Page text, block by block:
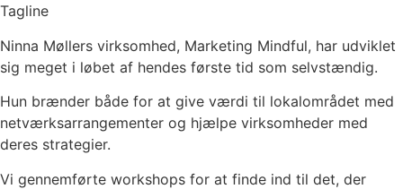
Tagline
Ninna Møllers virksomhed, Marketing Mindful, har udviklet
sig meget i løbet af hendes første tid som selvstændig.
Hun brænder både for at give værdi til lokalområdet med
netværksarrangementer og hjælpe virksomheder med
deres strategier.
Vi gennemførte workshops for at finde ind til det, der